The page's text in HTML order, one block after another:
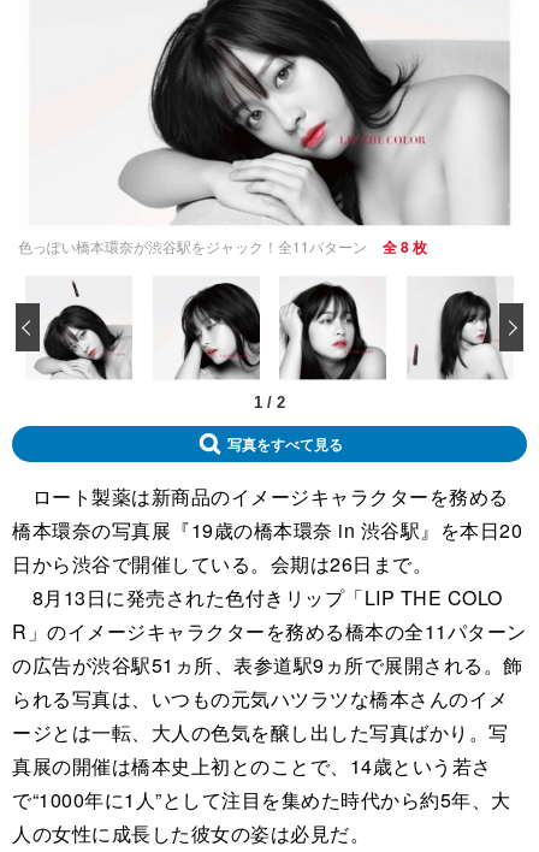
色っぽい橋本環奈が渋谷駅をジャック！全11パターン 全 8 枚
1 / 2
‹
写真をすべて見る
ロート製薬は新商品のイメージキャラクターを務める
橋本環奈の写真展『19歳の橋本環奈 in 渋谷駅』を本日20
日から渋谷で開催している。会期は26日まで。
8月13日に発売された色付きリップ「LIP THE COLO
R」のイメージキャラクターを務める橋本の全11パターン
の広告が渋谷駅51ヵ所、表参道駅9ヵ所で展開される。飾
られる写真は、いつもの元気ハツラツな橋本さんのイメ
ージとは一転、大人の色気を醸し出した写真ばかり。写
真展の開催は橋本史上初とのことで、14歳という若さ
で“1000年に1人”として注目を集めた時代から約5年、大
人の女性に成長した彼女の姿は必見だ。